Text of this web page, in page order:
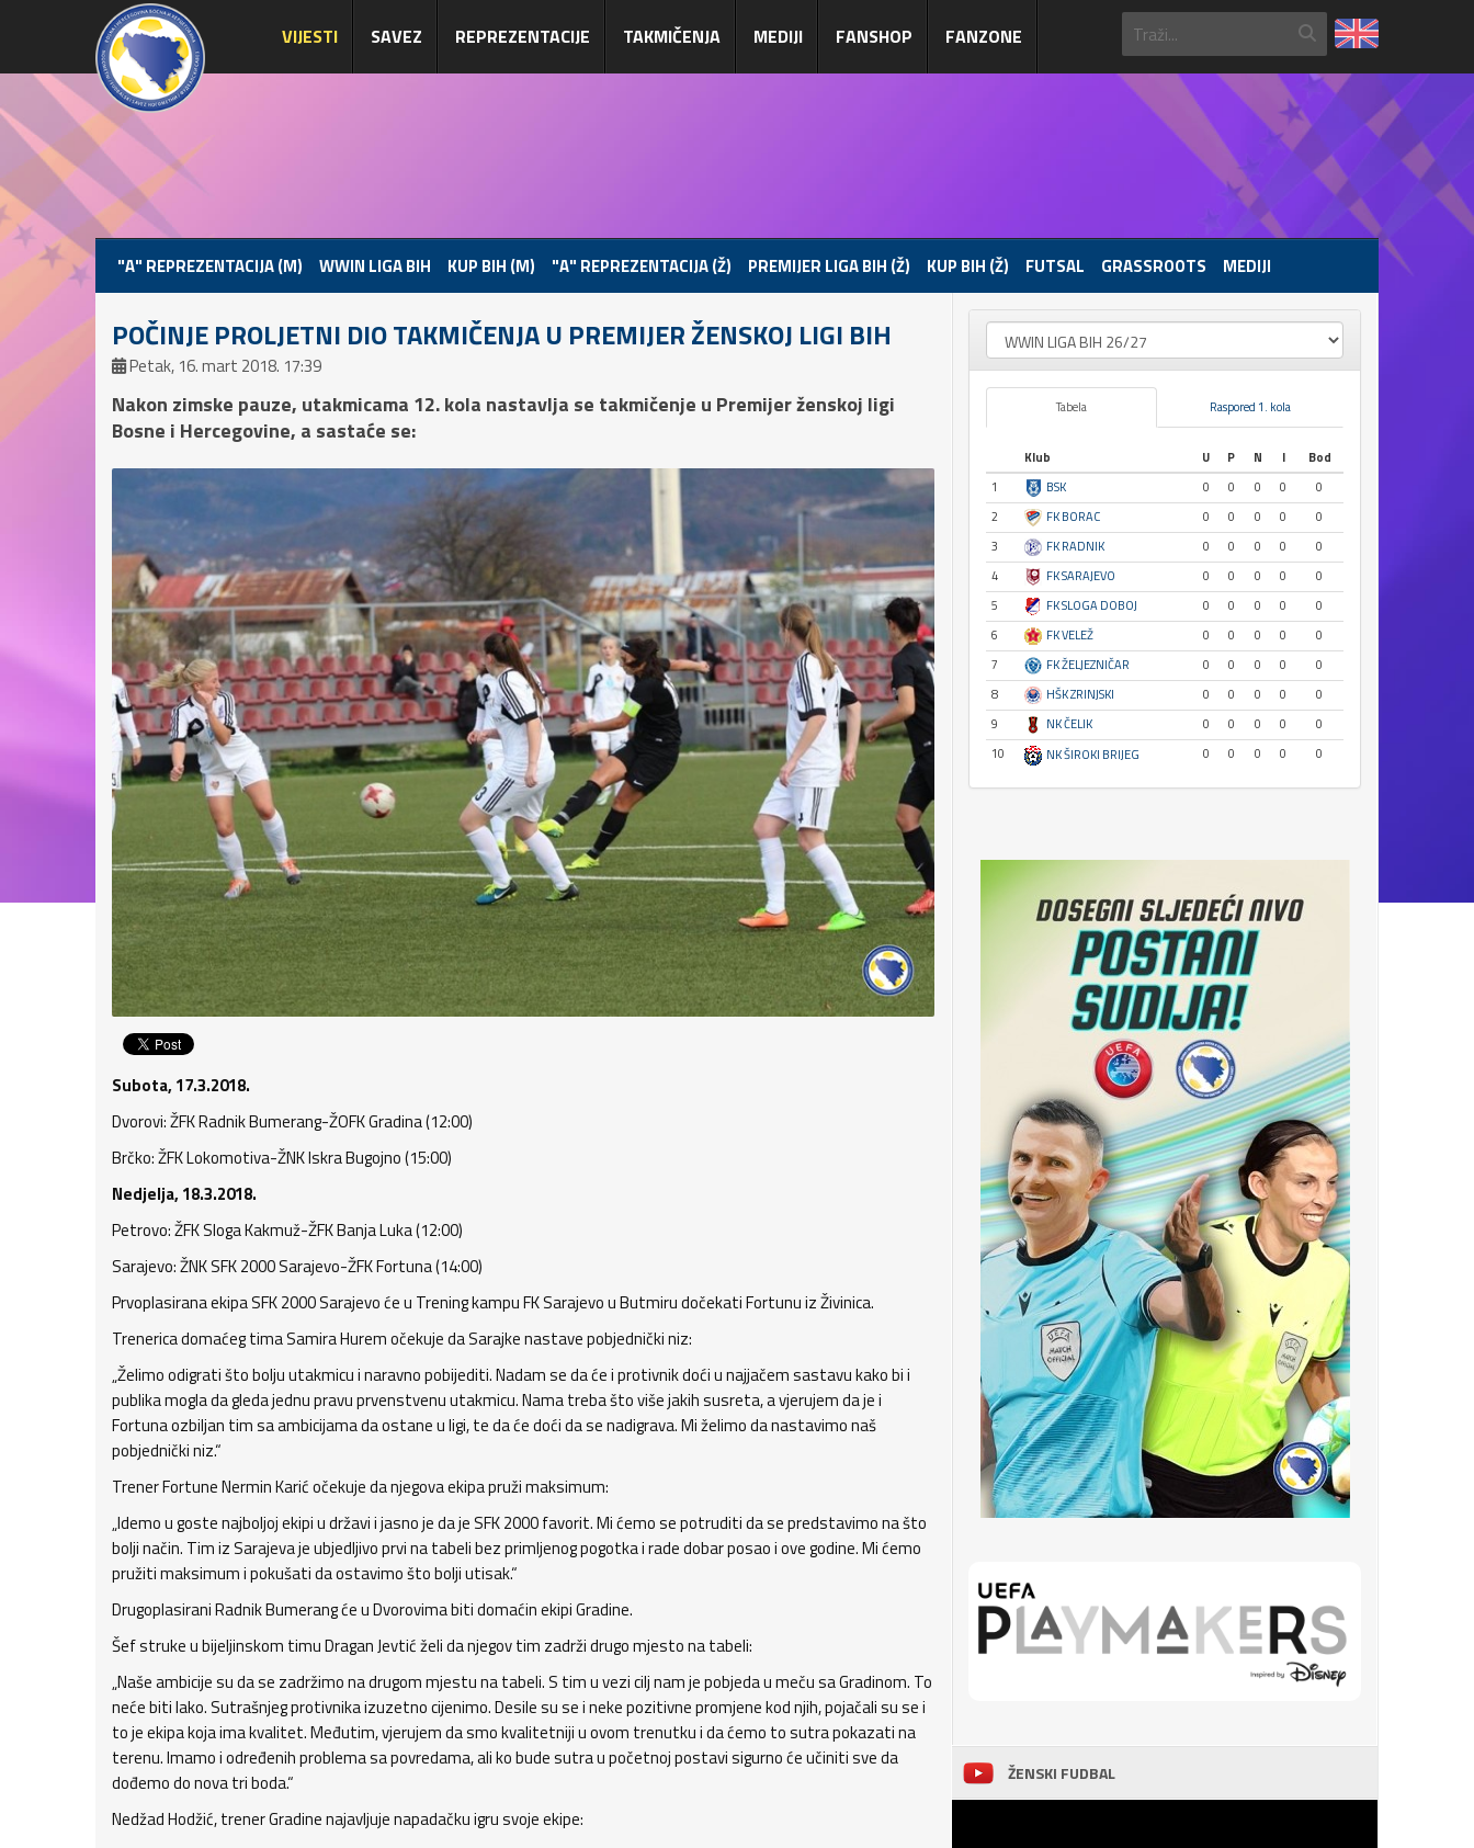
VIJESTI SAVEZ REPREZENTACIJE TAKMIČENJA MEDIJI FANSHOP FANZONE
"A" REPREZENTACIJA (M) WWIN LIGA BIH KUP BIH (M) "A" REPREZENTACIJA (Ž) PREMIJER LIGA BIH (Ž) KUP BIH (Ž) FUTSAL GRASSROOTS MEDIJI
POČINJE PROLJETNI DIO TAKMIČENJA U PREMIJER ŽENSKOJ LIGI BIH
Petak, 16. mart 2018. 17:39
Nakon zimske pauze, utakmicama 12. kola nastavlja se takmičenje u Premijer ženskoj ligi
Bosne i Hercegovine, a sastaće se:
Subota, 17.3.2018.
Dvorovi: ŽFK Radnik Bumerang-ŽOFK Gradina (12:00)
Brčko: ŽFK Lokomotiva-ŽNK Iskra Bugojno (15:00)
Nedjelja, 18.3.2018.
Petrovo: ŽFK Sloga Kakmuž-ŽFK Banja Luka (12:00)
Sarajevo: ŽNK SFK 2000 Sarajevo-ŽFK Fortuna (14:00)
Prvoplasirana ekipa SFK 2000 Sarajevo će u Trening kampu FK Sarajevo u Butmiru dočekati Fortunu iz Živinica.
Trenerica domaćeg tima Samira Hurem očekuje da Sarajke nastave pobjednički niz:
„Želimo odigrati što bolju utakmicu i naravno pobijediti. Nadam se da će i protivnik doći u najjačem sastavu kako bi i
publika mogla da gleda jednu pravu prvenstvenu utakmicu. Nama treba što više jakih susreta, a vjerujem da je i
Fortuna ozbiljan tim sa ambicijama da ostane u ligi, te da će doći da se nadigrava. Mi želimo da nastavimo naš
pobjednički niz.“
Trener Fortune Nermin Karić očekuje da njegova ekipa pruži maksimum:
„Idemo u goste najboljoj ekipi u državi i jasno je da je SFK 2000 favorit. Mi ćemo se potruditi da se predstavimo na što
bolji način. Tim iz Sarajeva je ubjedljivo prvi na tabeli bez primljenog pogotka i rade dobar posao i ove godine. Mi ćemo
pružiti maksimum i pokušati da ostavimo što bolji utisak.“
Drugoplasirani Radnik Bumerang će u Dvorovima biti domaćin ekipi Gradine.
Šef struke u bijeljinskom timu Dragan Jevtić želi da njegov tim zadrži drugo mjesto na tabeli:
„Naše ambicije su da se zadržimo na drugom mjestu na tabeli. S tim u vezi cilj nam je pobjeda u meču sa Gradinom. To
neće biti lako. Sutrašnjeg protivnika izuzetno cijenimo. Desile su se i neke pozitivne promjene kod njih, pojačali su se i
to je ekipa koja ima kvalitet. Međutim, vjerujem da smo kvalitetniji u ovom trenutku i da ćemo to sutra pokazati na
terenu. Imamo i određenih problema sa povredama, ali ko bude sutra u početnoj postavi sigurno će učiniti sve da
dođemo do nova tri boda.“
Nedžad Hodžić, trener Gradine najavljuje napadačku igru svoje ekipe:
Tabela Raspored 1. kola
Klub U P N I
Bod
1
BSK 0 0 0 0
0
2
FK BORAC 0 0 0 0
0
3
FK RADNIK 0 0 0 0
0
4
FK SARAJEVO 0 0 0 0
0
5
FK SLOGA DOBOJ 0 0 0 0
0
6
FK VELEŽ 0 0 0 0
0
7
FK ŽELJEZNIČAR 0 0 0 0
0
8
HŠK ZRINJSKI 0 0 0 0
0
9
NK ČELIK 0 0 0 0
0
10
NK ŠIROKI BRIJEG 0 0 0 0 0
ŽENSKI FUDBAL